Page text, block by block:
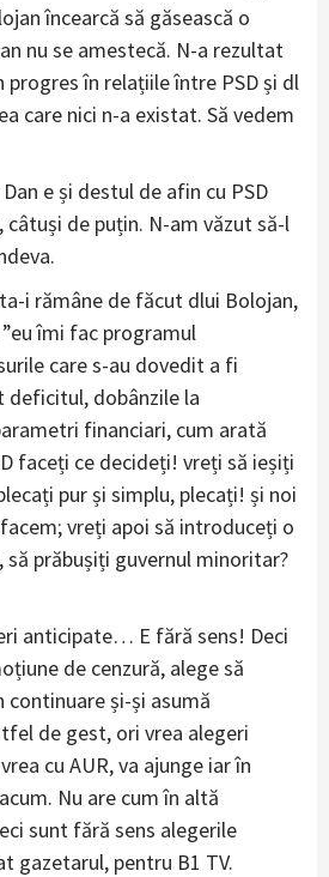
încearcă să găsească o
nu se amestecă. N-a rezultat
progres în relațiile între PSD și dl
care nici n-a existat. Să vedem
e și destul de afin cu PSD
câtuși de puțin. N-am văzut să-l
i rămâne de făcut dlui Bolojan,
îmi fac programul
care s-au dovedit a fi
deficitul, dobânzile la
financiari, cum arată
faceți ce decideți! vreți să ieșiți
pur și simplu, plecați! și noi
vreți apoi să introduceți o
să prăbușiți guvernul minoritar?
anticipate… E fără sens! Deci
de cenzură, alege să
continuare și-și asumă
de gest, ori vrea alegeri
cu AUR, va ajunge iar în
Nu are cum în altă
sunt fără sens alegerile
gazetarul, pentru B1 TV.